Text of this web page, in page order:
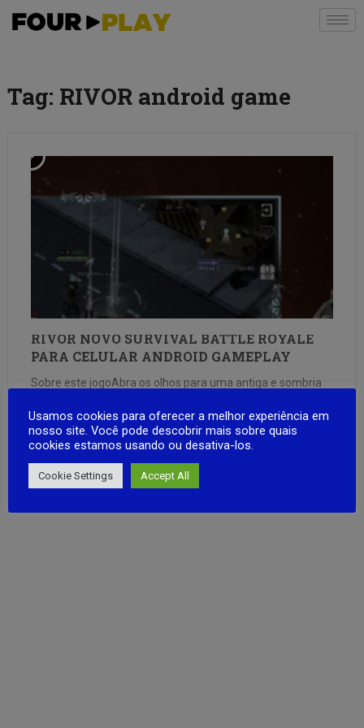
Tag: RIVOR android game
RIVOR NOVO SURVIVAL BATTLE ROYALE
PARA CELULAR ANDROID GAMEPLAY
Sobre este jogoAbra os olhos para uma antiga e sombria
dominado por zumbis.Nesta instável fenda dimensional,
uma sufocante competição de sobrevivência aguarda 10
massacre rivais para tomar seus tesouros. …
FULL ARTICLE
Usamos cookies para oferecer a melhor experiência em
nosso site. Você pode descobrir mais sobre quais
cookies estamos usando ou desativa-los.
Cookie Settings Accept All